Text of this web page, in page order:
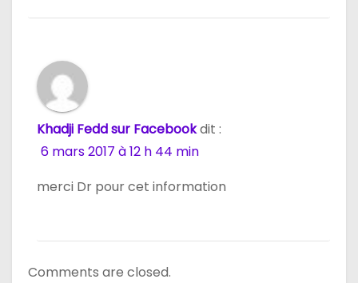
Khadji Fedd sur Facebookdit :
6 mars 2017 à 12 h 44 min
merci Dr pour cet information
Comments are closed.